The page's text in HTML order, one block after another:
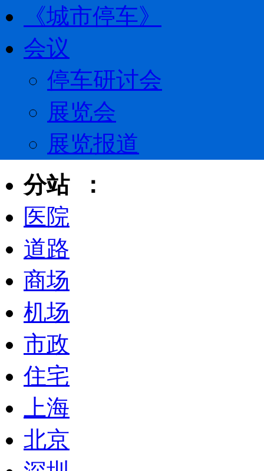
《城市停车》
会议
停车研讨会
展览会
展览报道
分站 ：
医院
道路
商场
机场
市政
住宅
上海
北京